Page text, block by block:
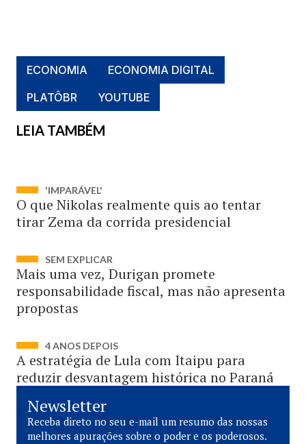
ECONOMIA
ECONOMIA DIGITAL
PLATÔBR
YOUTUBE
LEIA TAMBÉM
'IMPARÁVEL'
O que Nikolas realmente quis ao tentar
tirar Zema da corrida presidencial
SEM EXPLICAR
Mais uma vez, Durigan promete
responsabilidade fiscal, mas não apresenta
propostas
4 ANOS DEPOIS
A estratégia de Lula com Itaipu para
reduzir desvantagem histórica no Paraná
Newsletter
Receba direto no seu e-mail um resumo das nossas
melhores apurações sobre o poder e os poderosos.